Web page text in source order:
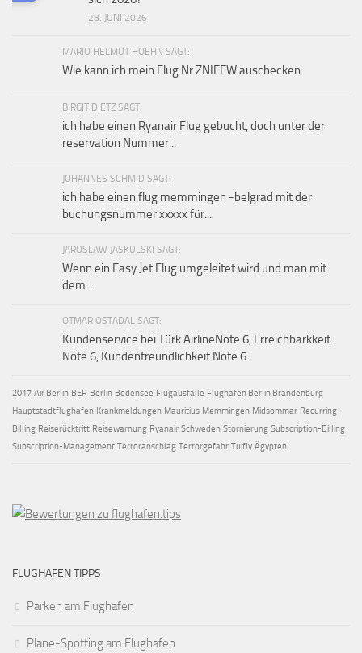
28. JUNI 2026
MARIO HELMUT HOEHN SAGT:
Wie kann ich mein Flug Nr ZNIEEW auschecken
BIRGIT DIETZ SAGT:
ich habe einen Ryanair Flug gebucht, doch unter der
reservation Nummer...
JOHANNES SCHMID SAGT:
ich habe einen flug memmingen -belgrad mit der
buchungsnummer xxxxx für...
JAROSLAW JASKULSKI SAGT:
Wenn ein Easy Jet Flug umgeleitet wird und man mit
dem...
OTMAR OSTADAL SAGT:
Kundenservice bei Türk AirlineNote 6, Erreichbarkkeit
Note 6, Kundenfreundlichkeit Note 6.
2017 Air Berlin BER Berlin Bodensee Flugausfälle Flughafen Berlin Brandenburg
Hauptstadtflughafen Krankmeldungen Mauritius Memmingen Midsommar Recurring-
Billing Reiserücktritt Reisewarnung Ryanair Schweden Stornierung Subscription-Billing
Subscription-Management Terroranschlag Terrorgefahr Tuifly Ägypten
FLUGHAFEN TIPPS
Parken am Flughafen
Plane-Spotting am Flughafen